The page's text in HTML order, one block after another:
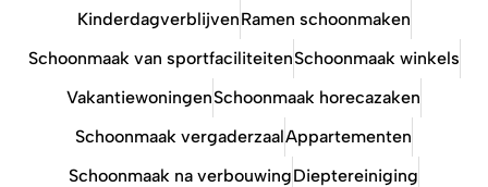
KinderdagverblijvenRamen schoonmaken
Schoonmaak van sportfaciliteitenSchoonmaak winkels
VakantiewoningenSchoonmaak horecazaken
Schoonmaak vergaderzaalAppartementen
Schoonmaak na verbouwingDieptereiniging